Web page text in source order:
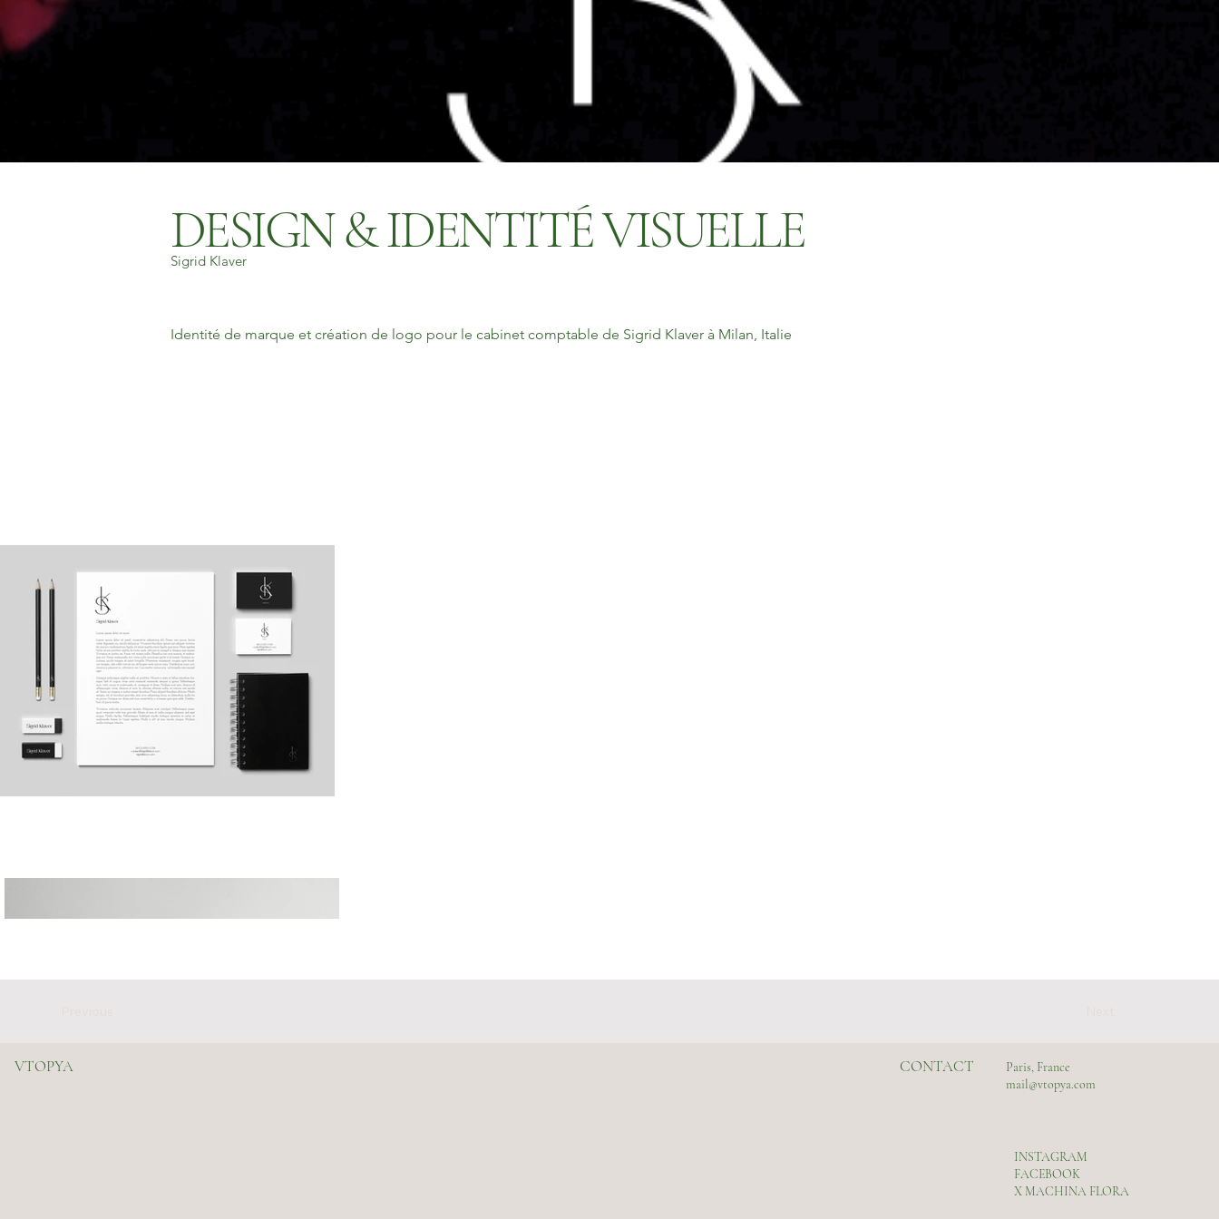
DESIGN & IDENTITÉ VISUELLE
Sigrid Klaver
Identité de marque et création de logo pour le cabinet comptable de Sigrid Klaver à Milan, Italie
VTOPYA CONTACT
Paris, France
mail@vtopya.com
INSTAGRAM
FACEBOOK
X MACHINA FLORA